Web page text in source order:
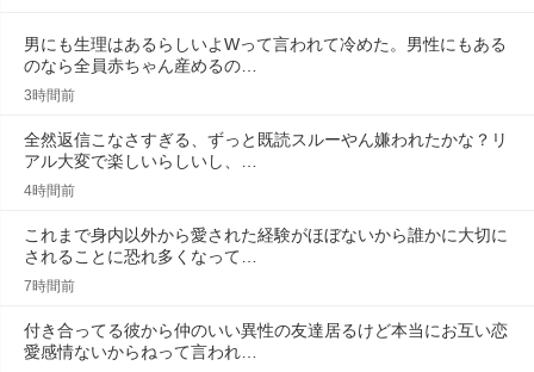
男にも生理はあるらしいよWって言われて冷めた。男性にもある
のなら全員赤ちゃん産めるの…
3時間前
全然返信こなさすぎる、ずっと既読スルーやん嫌われたかな？リ
アル大変で楽しいらしいし、…
4時間前
これまで身内以外から愛された経験がほぼないから誰かに大切に
されることに恐れ多くなって…
7時間前
付き合ってる彼から仲のいい異性の友達居るけど本当にお互い恋
愛感情ないからねって言われ…